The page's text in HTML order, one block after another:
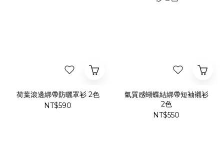
荷葉滾邊綁帶防曬罩衫 2色
NT$590
氣質感蝴蝶結綁帶短袖襯衫
2色
NT$550